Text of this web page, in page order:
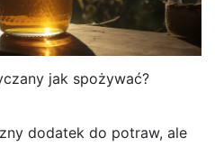
jak spożywać?
dodatek do potraw, ale